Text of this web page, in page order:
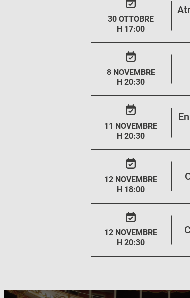
30 OTTOBRE
H 17:00
8 NOVEMBRE
H 20:30
11 NOVEMBRE
H 20:30
12 NOVEMBRE
H 18:00
12 NOVEMBRE
H 20:30